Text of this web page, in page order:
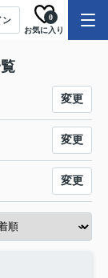
ン
お気に入り
0
変更
変更
変更